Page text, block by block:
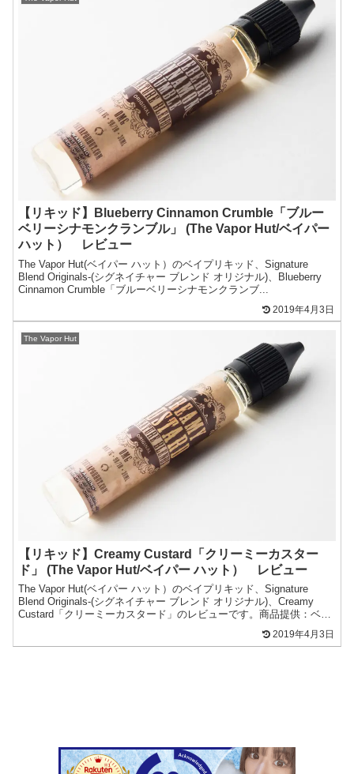
【リキッド】Blueberry Cinnamon Crumble「ブルー
ベリーシナモンクランブル」 (The Vapor Hut/ベイパー
ハット） レビュー
The Vapor Hut(ベイパー ハット）のベイプリキッド、Signature
Blend Originals-(シグネイチャー ブレンド オリジナル)、Blueberry
Cinnamon Crumble「ブルーベリーシナモンクランブ...
2019年4月3日
The Vapor Hut
【リキッド】Creamy Custard「クリーミーカスター
ド」 (The Vapor Hut/ベイパー ハット） レビュー
The Vapor Hut(ベイパー ハット）のベイプリキッド、Signature
Blend Originals-(シグネイチャー ブレンド オリジナル)、Creamy
Custard「クリーミーカスタード」のレビューです。商品提供：ベ
2019年4月3日